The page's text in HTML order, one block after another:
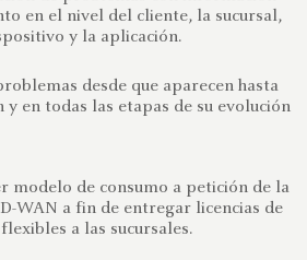
en el nivel del cliente, la sucursal,
y la aplicación.
desde que aparecen hasta
y en todas las etapas de su evolución
modelo de consumo a petición de la
WAN a fin de entregar licencias de
a las sucursales.